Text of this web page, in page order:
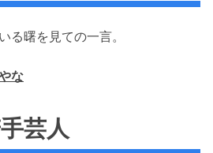
る曙を見ての一言。
な
芸人